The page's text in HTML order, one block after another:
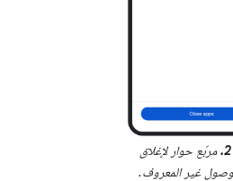
مربّع حوار لإغلاق
غير المعروف.